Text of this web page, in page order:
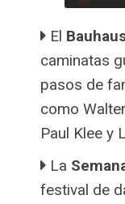
El
caminatas
pasos de
como
Paul Klee y
La
festival de